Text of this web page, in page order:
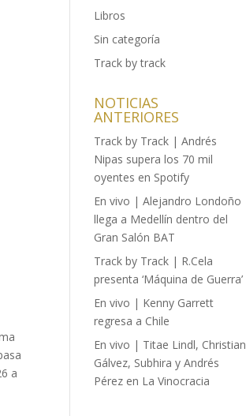
a
Libros
Sin categoría
Track by track
NOTICIAS
ANTERIORES
Track by Track | Andrés
Nipas supera los 70 mil
oyentes en Spotify
En vivo | Alejandro Londoño
llega a Medellín dentro del
Gran Salón BAT
Track by Track | R.Cela
presenta ‘Máquina de Guerra’
En vivo | Kenny Garrett
regresa a Chile
En vivo | Titae Lindl, Christian
Gálvez, Subhira y Andrés
Pérez en La Vinocracia